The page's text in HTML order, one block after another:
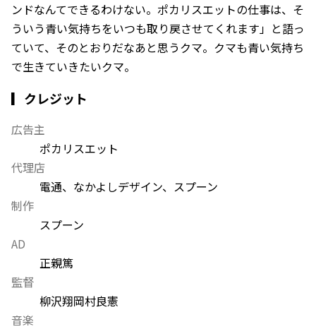
ンドなんてできるわけない。ポカリスエットの仕事は、そ
ういう青い気持ちをいつも取り戻させてくれます」と語っ
ていて、そのとおりだなあと思うクマ。クマも青い気持ち
で生きていきたいクマ。
▎クレジット
広告主
ポカリスエット
代理店
電通、なかよしデザイン、スプーン
制作
スプーン
AD
正親篤
監督
柳沢翔岡村良憲
音楽